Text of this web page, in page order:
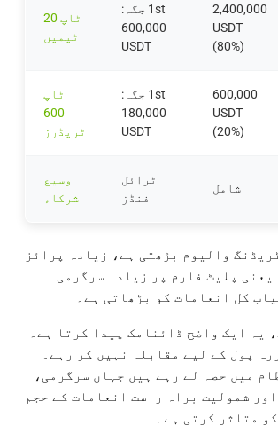
2,400,000
USDT
(80%)
1st جگہ:
600,000
USDT
ٹاپ 20
ٹیمیں
600,000
USDT
(20%)
1st جگہ:
180,000
USDT
ٹاپ
600
ٹریڈرز
شامل
ٹرائل
فنڈز
وسیع
شرکاء
والیوم بڑھتی ہے، زیادہ پرائز
یعنی پلیٹ فارم پر زیادہ سرگرمی
کل انعامات کو بڑھاتی ہے۔
یہ ایک واضح ڈائنامک پیدا کرتا ہے۔
پول کے لیے مقابلہ نہیں کر رہے۔
میں حصہ لے رہے ہیں جہاں سرگرمی،
شمولیت براہ راست انعامات کے حجم
متاثر کرتی ہے۔